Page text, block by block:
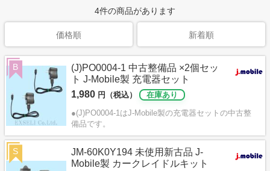
4件の商品があります
価格順 新着順
(J)PO0004-1 中古整備品 ×2個セッ
ト J-Mobile製 充電器セット
1,980 円（税込）
在庫あり
●(J)PO0004-1はJ-Mobile製の充電器セットの中古整
備品です。
B
JM-60K0Y194 未使用新古品 J-
Mobile製 カークレイドルキット
S